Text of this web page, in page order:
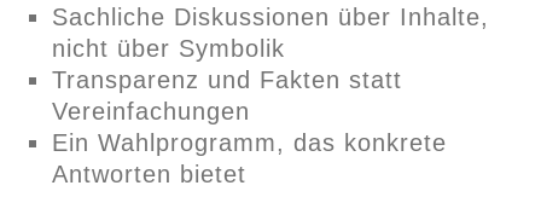
Sachliche Diskussionen über Inhalte,
nicht über Symbolik
Transparenz und Fakten statt
Vereinfachungen
Ein Wahlprogramm, das konkrete
Antworten bietet